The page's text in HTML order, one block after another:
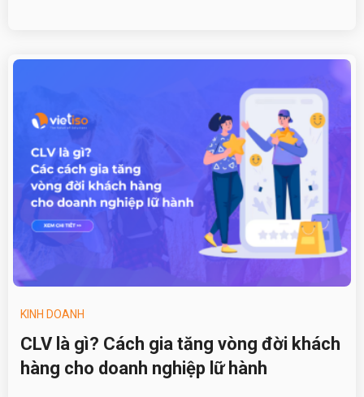
KINH DOANH
CLV là gì? Cách gia tăng vòng đời khách
hàng cho doanh nghiệp lữ hành